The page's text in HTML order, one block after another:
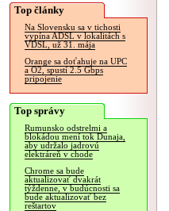
Top články
Na Slovensku sa v tichosti
vypína ADSL v lokalitách s
VDSL, už 31. mája
Orange sa doťahuje na UPC
a O2, spustí 2.5 Gbps
pripojenie
Top správy
Rumunsko odstrelmi a
blokádou mení tok Dunaja,
aby udržalo jadrovú
elektráreň v chode
Chrome sa bude
aktualizovať dvakrát
týždenne, v budúcnosti sa
bude aktualizovať bez
reštartov